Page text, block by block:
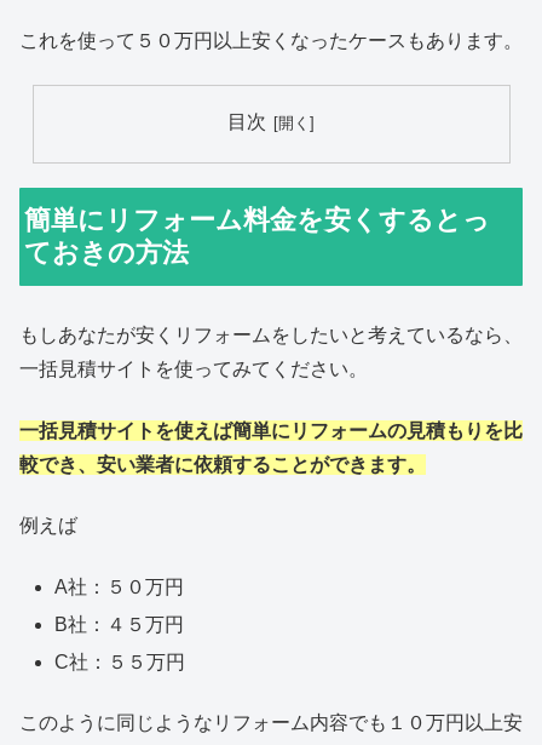
これを使って５０万円以上安くなったケースもあります。
目次
簡単にリフォーム料金を安くするとっ
ておきの方法
もしあなたが安くリフォームをしたいと考えているなら、
一括見積サイトを使ってみてください。
一括見積サイトを使えば簡単にリフォームの見積もりを比
較でき、安い業者に依頼することができます。
例えば
A社：５０万円
B社：４５万円
C社：５５万円
このように同じようなリフォーム内容でも１０万円以上安